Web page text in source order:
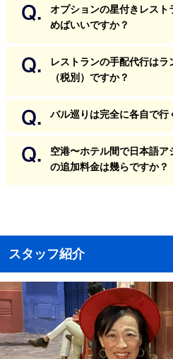
オプションの星付きレス
めばいいですか？
レストランの手配代行はラ
（税別）ですか？
バル巡りは完全に各自で行
空港〜ホテル間で日本語
の追加料金は幾らですか？
スタッフ紹介